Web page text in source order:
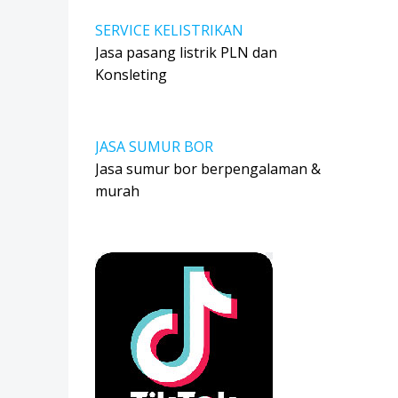
SERVICE KELISTRIKAN
Jasa pasang listrik PLN dan
Konsleting
JASA SUMUR BOR
Jasa sumur bor berpengalaman &
murah